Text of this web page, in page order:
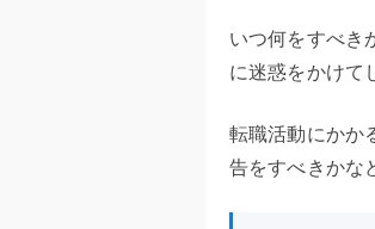
いつ何をすべき
に迷惑をかけて
転職活動にかか
告をすべきかな